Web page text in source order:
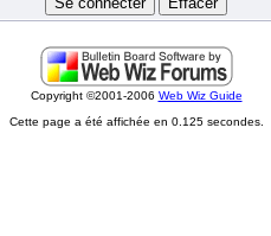
Copyright ©2001-2006 Web Wiz Guide
Cette page a été affichée en 0.125 secondes.